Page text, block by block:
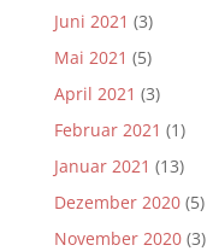
Juni 2021 (3)
Mai 2021 (5)
April 2021 (3)
Februar 2021 (1)
Januar 2021 (13)
Dezember 2020(5)
November 2020(3)